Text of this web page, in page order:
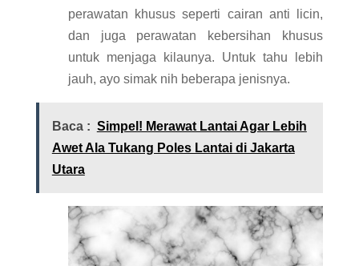
perawatan khusus seperti cairan anti licin,
dan juga perawatan kebersihan khusus
untuk menjaga kilaunya. Untuk tahu lebih
jauh, ayo simak nih beberapa jenisnya.
Baca : Simpel! Merawat Lantai Agar Lebih
Awet Ala Tukang Poles Lantai di Jakarta
Utara